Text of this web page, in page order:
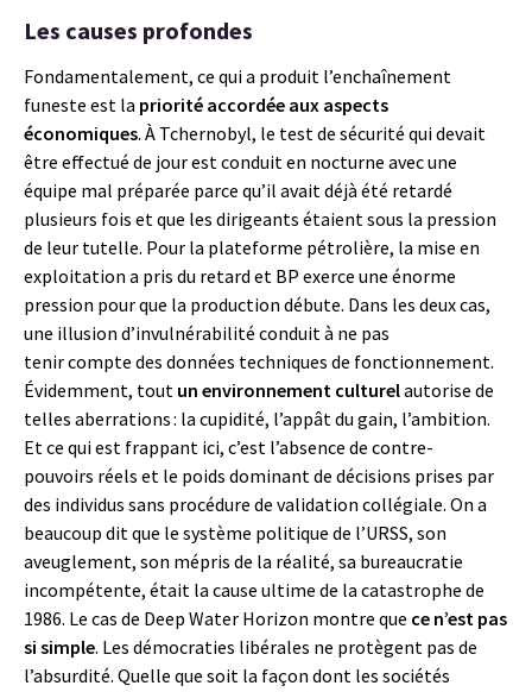
Les causes profondes
Fondamentalement, ce qui a produit l’enchaînement
funeste est la priorité accordée aux aspects
économiques. À Tchernobyl, le test de sécurité qui devait
être effectué de jour est conduit en nocturne avec une
équipe mal préparée parce qu’il avait déjà été retardé
plusieurs fois et que les dirigeants étaient sous la pression
de leur tutelle. Pour la plateforme pétrolière, la mise en
exploitation a pris du retard et BP exerce une énorme
pression pour que la production débute. Dans les deux cas,
une illusion d’invulnérabilité conduit à ne pas
tenir compte des données techniques de fonctionnement.
Évidemment, tout un environnement culturelautorise de
telles aberrations : la cupidité, l’appât du gain, l’ambition.
Et ce qui est frappant ici, c’est l’absence de contre-
pouvoirs réels et le poids dominant de décisions prises par
des individus sans procédure de validation collégiale. On a
beaucoup dit que le système politique de l’URSS, son
aveuglement, son mépris de la réalité, sa bureaucratie
incompétente, était la cause ultime de la catastrophe de
1986. Le cas de Deep Water Horizon montre que ce n’est pas
si simple. Les démocraties libérales ne protègent pas de
l’absurdité. Quelle que soit la façon dont les sociétés